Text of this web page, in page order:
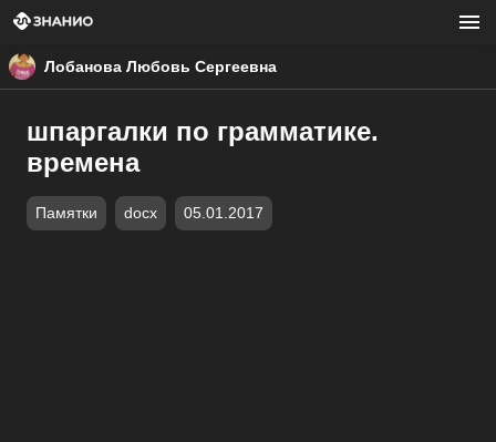
Лобанова Любовь Сергеевна
шпаргалки по грамматике.
времена
Памятки docx 05.01.2017